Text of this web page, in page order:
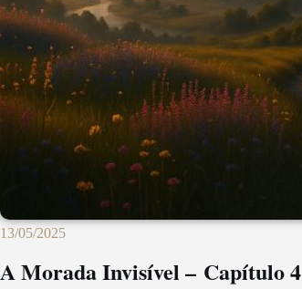
13/05/2025
A Morada Invisível – Capítulo 4